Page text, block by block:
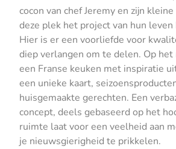
cocon van chef Jeremy en zijn
deze plek het project van hun leven
Hier is er een voorliefde voor
diep verlangen om te delen. Op het
een Franse keuken met inspiratie
een unieke kaart,
huisgemaakte gerechten. Een
concept, deels gebaseerd op het
ruimte laat voor een veelheid aan
je nieuwsgierigheid te prikkelen.